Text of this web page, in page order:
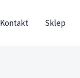
Kontakt Sklep